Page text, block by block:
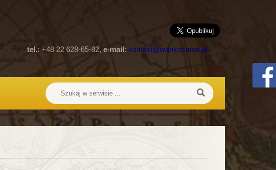
tel.: +48 22 628-65-82, e-mail: kontakt@wankosmos.pl